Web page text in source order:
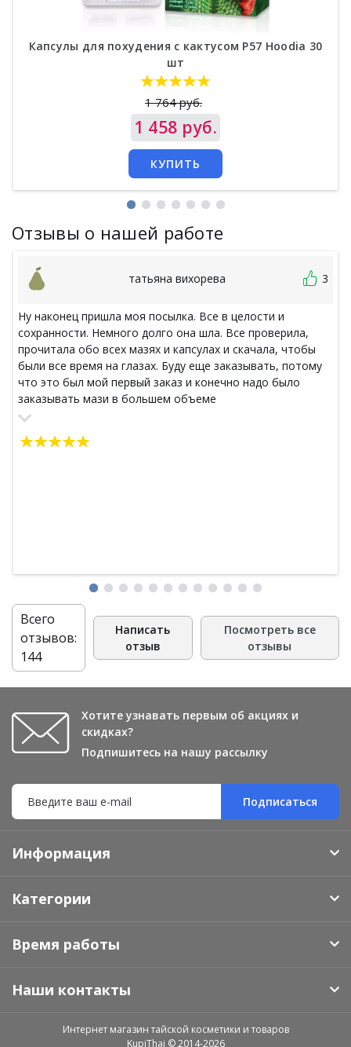
Капсулы для похудения с кактусом P57 Hoodia 30
шт
1 764 руб.
1 458 руб.
КУПИТЬ
Отзывы о нашей работе
татьяна вихорева 3
Ну наконец пришла моя посылка. Все в целости и
сохранности. Немного долго она шла. Все проверила,
прочитала обо всех мазях и капсулах и скачала, чтобы
были все время на глазах. Буду еще заказывать, потому
что это был мой первый заказ и конечно надо было
заказывать мази в большем объеме
Всего
отзывов:
144
Написать
отзыв
Посмотреть все
отзывы
Хотите узнавать первым об акциях и
скидках?
Подпишитесь на нашу рассылку
Подписаться
Информация
Категории
Время работы
Наши контакты
Интернет магазин тайской косметики и товаров
KupiThai © 2014-2026